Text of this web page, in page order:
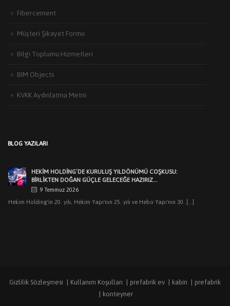
Fibercement
Müşteri Şikayet Formu
Bilgi Toplumu Hizmetleri
BIM Objects
KVKK Aydınlatma Metni
BLOG YAZILARI
HEKİM HOLDİNG’DE KURULUŞ YILDÖNÜMÜ COŞKUSU:
BİRLİKTEN DOĞAN GÜÇLE GELECEĞE HAZIRIZ…
9 Temmuz 2026
Hekim Holding'in 20. yılı, Hekim Yapı'nın 25. yılı ve Hebo Yapı'nın 30. [...]
HEKIM YAPI’DAN KOCAELI’NDEKI MIMARLARLA BULUŞMA
Gizlilik Sözleşmesi Kullanım Koşulları prefabrik ev kabin
prefabrik
konteyner